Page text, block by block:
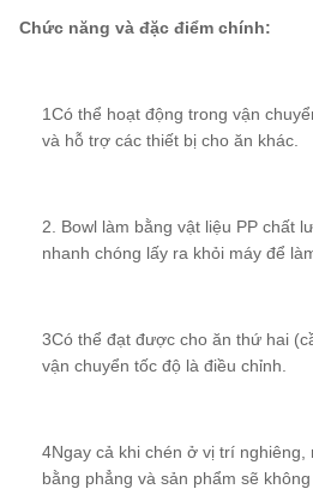
Chức năng và đặc điểm chính:
1Có thể hoạt động trong vận
và hỗ trợ các thiết bị cho ăn khác.
2. Bowl làm bằng vật liệu PP chất
nhanh chóng lấy ra khỏi máy để
3Có thể đạt được cho ăn thứ hai
vận chuyển tốc độ là điều chỉnh.
4Ngay cả khi chén ở vị trí
bằng phẳng và sản phẩm sẽ không